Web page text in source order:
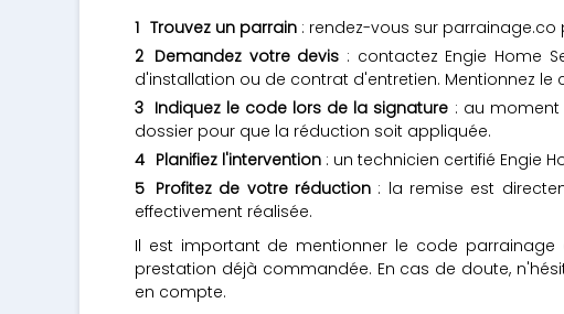
Trouvez un parrain : rendez-vous sur parrainage.co
Demandez votre devis : contactez Engie Home
d'installation ou de contrat d'entretien. Mentionnez
Indiquez le code lors de la signature : au moment
dossier pour que la réduction soit appliquée.
Planifiez l'intervention : un technicien certifié Engie
Profitez de votre réduction : la remise est
effectivement réalisée.
Il est important de mentionner le code parrainage
prestation déjà commandée. En cas de doute,
en compte.